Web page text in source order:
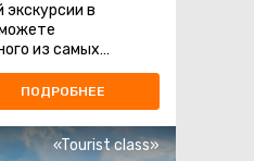
экскурсии в
из самых
а также
ПОДРОБНЕЕ
«Tourist class»